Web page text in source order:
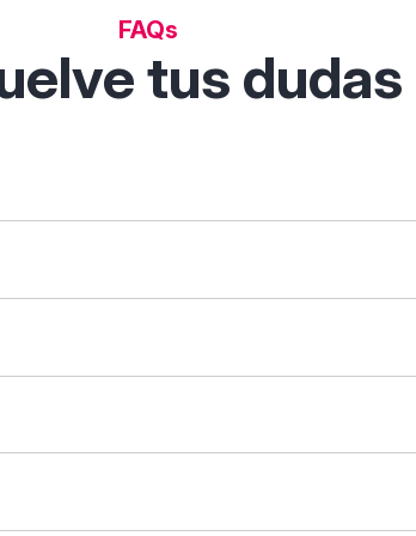
FAQs
tus dudas
comparar y analizar soluciones digitales
de clientes") o tu sector
tabla con sus características enfrentadas:
de pantalla (si están disponibles), tipos
antes de decidir.